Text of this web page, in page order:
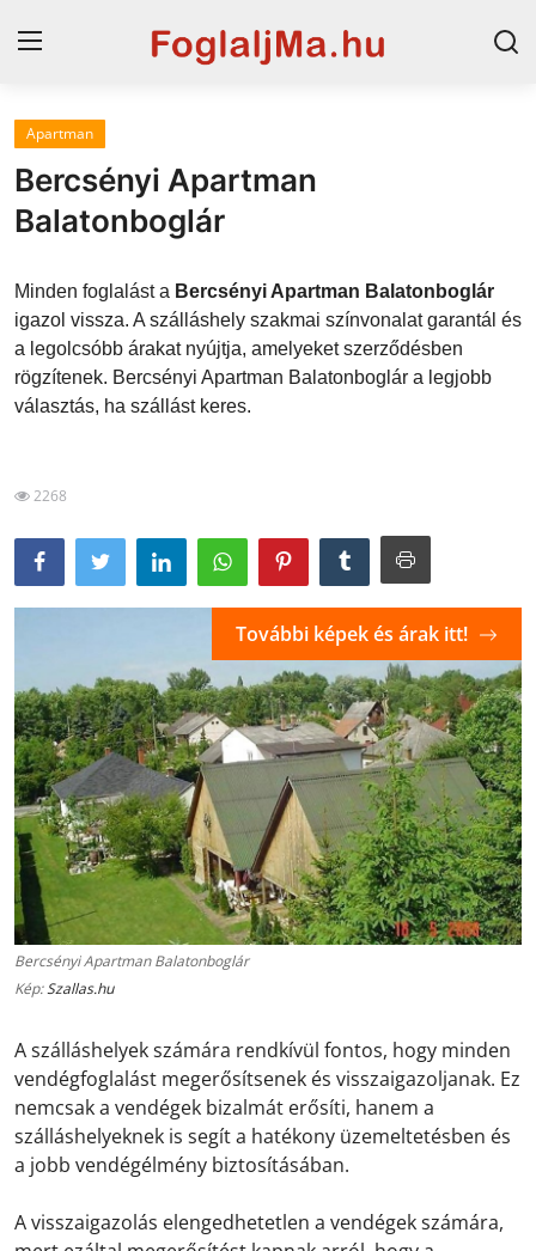
Horvát tengerpart
Magyarország
Szállások a Balatonon
Szállások Hajdúszoboszlón
Blog
Apartman
Bercsényi Apartman
Balatonboglár
Minden foglalást a Bercsényi Apartman Balatonboglár
igazol vissza. A szálláshely szakmai színvonalat garantál és
a legolcsóbb árakat nyújtja, amelyeket szerződésben
rögzítenek. Bercsényi Apartman Balatonboglár a legjobb
választás, ha szállást keres.
2268
Bercsényi Apartman Balatonboglár
Kép:Szallas.hu
További képek és árak itt!
A szálláshelyek számára rendkívül fontos, hogy minden
vendégfoglalást megerősítsenek és visszaigazoljanak. Ez
nemcsak a vendégek bizalmát erősíti, hanem a
szálláshelyeknek is segít a hatékony üzemeltetésben és
a jobb vendégélmény biztosításában.
A visszaigazolás elengedhetetlen a vendégek számára,